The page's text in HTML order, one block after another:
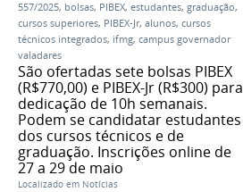
557/2025, bolsas, PIBEX, estudantes, graduação,
cursos superiores, PIBEX-Jr, alunos, cursos
técnicos integrados, ifmg, campus governador
valadares
São ofertadas sete bolsas PIBEX
(R$770,00) e PIBEX-Jr (R$300) para
dedicação de 10h semanais.
Podem se candidatar estudantes
dos cursos técnicos e de
graduação. Inscrições online de
27 a 29 de maio
Localizado em Notícias